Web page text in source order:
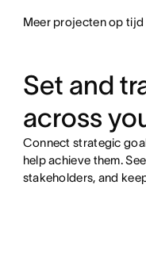
Meer projecten op tijd
Set and
across
Connect strategic
help achieve them.
stakeholders, and